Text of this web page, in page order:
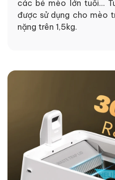
các bé mèo lớn tuổi...
được sử dụng cho mèo
nặng trên 1,5kg.